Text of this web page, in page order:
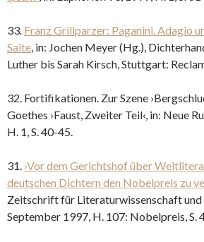
33. Franz Grillparzer: Paganini. Adagio
Saite, in: Jochen Meyer (Hg.),
Luther bis Sarah Kirsch, Stuttgart:
32. Fortifikationen. Zur Szene
Goethes ›Faust, Zweiter Teil‹, in: Neue
H. 1, S. 40-45.
31. ›Vor dem Gerichtshof über
deutschen Dichtern den Nobelpreis zu
Zeitschrift für Literaturwissenschaft und
September 1997, H. 107: Nobelpreis, S.